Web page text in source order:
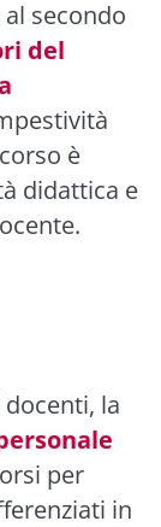
secondo
del
è
didattica e
la
per
in